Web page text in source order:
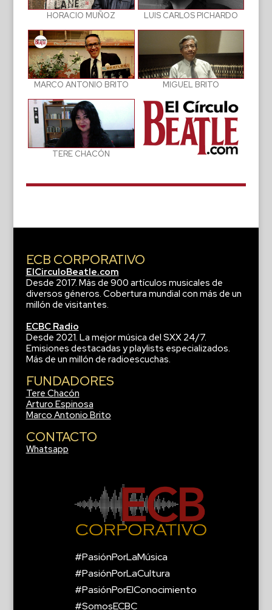
HORACIO MUÑOZ LUIS CARLOS PICHARDO
MARCO ANTONIO BRITO MIGUEL BRITO
TERE CHACÓN
ECB CORPORATIVO
ElCirculoBeatle.com
Desde 2017. Más de 900 artículos musicales de
diversos géneros. Cobertura mundial con más de un
millón de visitantes.
ECBC Radio
Desde 2021. La mejor música del SXX 24/7.
Emisiones destacadas y playlists especializados.
Más de un millón de radioescuchas.
FUNDADORES
Tere Chacón
Arturo Espinosa
Marco Antonio Brito
CONTACTO
Whatsapp
#PasiónPorLaMúsica
#PasiónPorLaCultura
#PasiónPorElConocimiento
#SomosECBC